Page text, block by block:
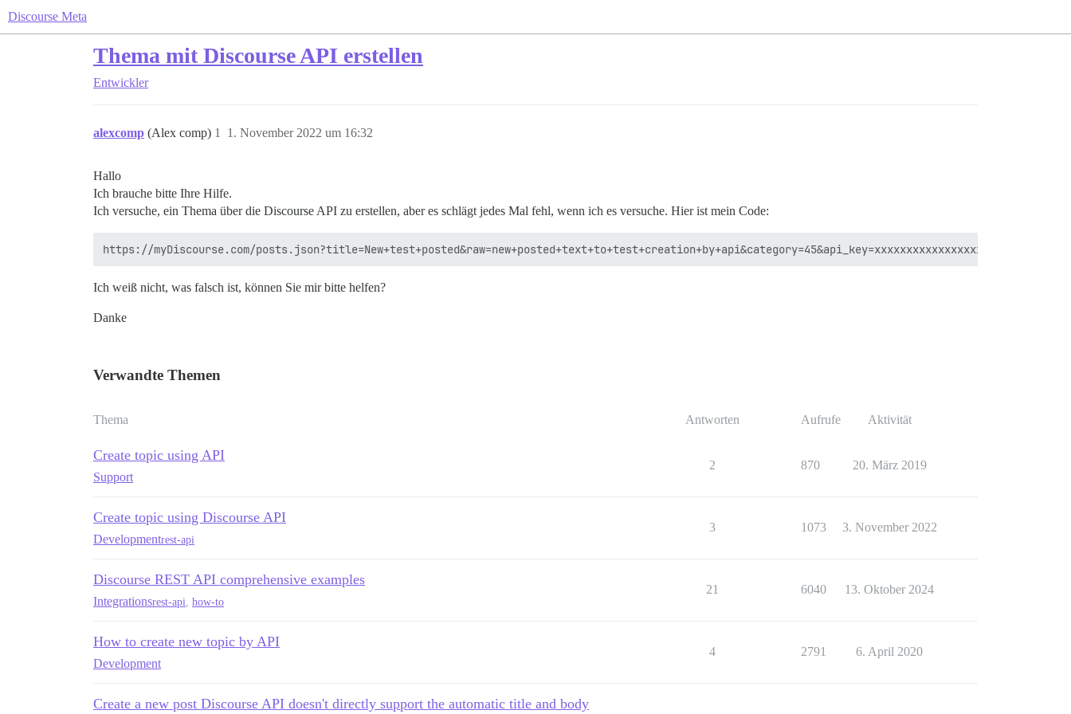
Discourse Meta
Thema mit Discourse API erstellen
Entwickler
alexcomp (Alex comp) 1. November 2022 um 16:32
1
Hallo
Ich brauche bitte Ihre Hilfe.
Ich versuche, ein Thema über die Discourse API zu erstellen, aber es schlägt jedes Mal fehl, wenn ich es versuche. Hier ist mein Code:
Ich weiß nicht, was falsch ist, können Sie mir bitte helfen?
Danke
Verwandte Themen
Thema Antworten Aufrufe Aktivität
Create topic using API
Support
2 870 20. März 2019
Create topic using Discourse API
Developmentrest-api
3 1073 3. November 2022
Discourse REST API comprehensive examples
Integrationsrest-api how-to
21 6040 13. Oktober 2024
How to create new topic by API
Development
4 2791 6. April 2020
Create a new post Discourse API doesn't directly support the automatic title and body